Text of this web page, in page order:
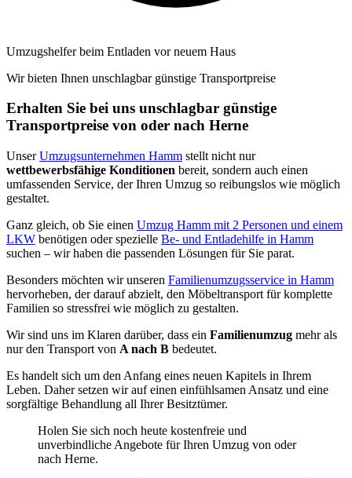
Umzugshelfer beim Entladen vor neuem Haus
Wir bieten Ihnen unschlagbar günstige Transportpreise
Erhalten Sie bei uns unschlagbar günstige
Transportpreise von oder nach Herne
UnserUmzugsunternehmen Hamm stellt nicht nur
wettbewerbsfähige Konditionen bereit, sondern auch einen
umfassenden Service, der Ihren Umzug so reibungslos wie möglich
gestaltet.
Ganz gleich, ob Sie einen Umzug Hamm mit 2 Personen und einem
LKW benötigen oder spezielle Be- und Entladehilfe in Hamm
suchen – wir haben die passenden Lösungen für Sie parat.
Besonders möchten wir unseren Familienumzugsservice in Hamm
hervorheben, der darauf abzielt, den Möbeltransport für komplette
Familien so stressfrei wie möglich zu gestalten.
Wir sind uns im Klaren darüber, dass ein Familienumzug mehr als
nur den Transport von A nach B bedeutet.
Es handelt sich um den Anfang eines neuen Kapitels in Ihrem
Leben. Daher setzen wir auf einen einfühlsamen Ansatz und eine
sorgfältige Behandlung all Ihrer Besitztümer.
Holen Sie sich noch heute kostenfreie und
unverbindliche Angebote für Ihren Umzug von oder
nach Herne.